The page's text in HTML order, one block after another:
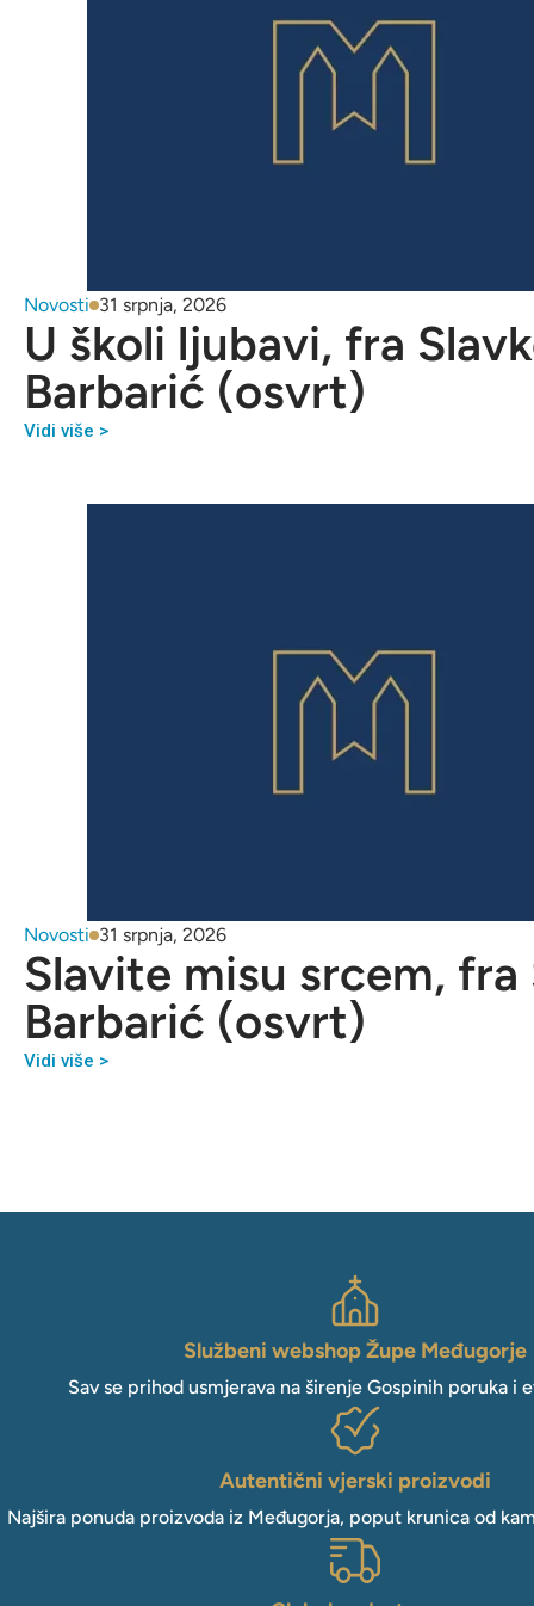
Novosti 31 srpnja, 2026
U školi ljubavi, fra
Barbarić (osvrt)
Vidi više >
Novosti 31 srpnja, 2026
Slavite misu srcem, fra
Barbarić (osvrt)
Vidi više >
Službeni webshop Župe Međugorje
Sav se prihod usmjerava na širenje Gospinih poruka i
Autentični vjerski proizvodi
Najšira ponuda proizvoda iz Međugorja, poput krunica od